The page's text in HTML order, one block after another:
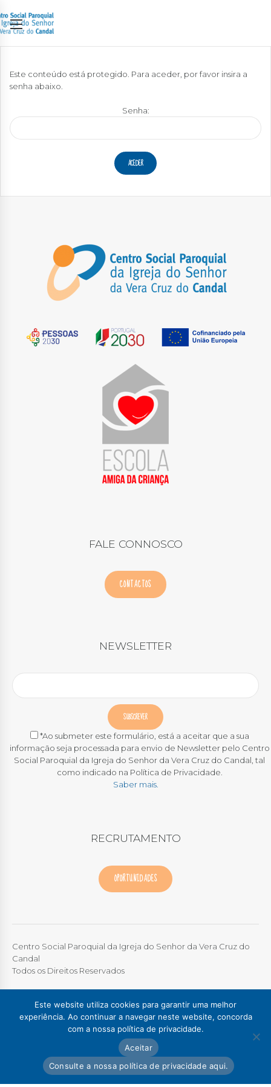
Este conteúdo está protegido. Para aceder, por favor insira a
senha abaixo.
Senha:
FALE CONNOSCO
CONTACTOS
NEWSLETTER
*Ao submeter este formulário, está a aceitar que a sua
informação seja processada para envio de Newsletter pelo Centro
Social Paroquial da Igreja do Senhor da Vera Cruz do Candal, tal
como indicado na Política de Privacidade.
Saber mais.
RECRUTAMENTO
OPORTUNIDADES
Centro Social Paroquial da Igreja do Senhor da Vera Cruz do
Candal
Todos os Direitos Reservados
DE RECLAMAÇÕES ONLINE
Colégio / Creche Candal
Creche Madalena
Creche Afurada
Lar Padre Alves Correia
Este website utiliza cookies para garantir uma melhor
experiência. Ao continuar a navegar neste website, concorda
com a nossa política de privacidade.
Aceitar
Consulte a nossa política de privacidade aqui.